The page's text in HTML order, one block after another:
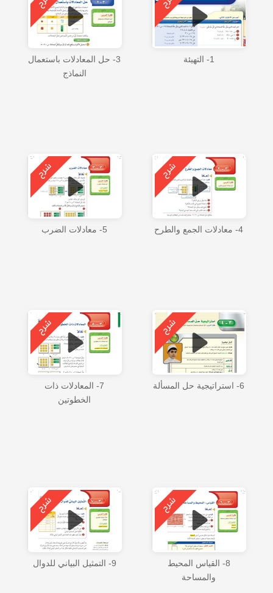
1- التهيئة
3- حل المعادلات باستعمال
النماذج
4- معادلات الجمع والطرح 5- معادلات الضرب
6- استراتيجية حل المسألة
7- المعادلات ذات
الخطوتين
8- القياس المحيط
والمساحة
9- التمثيل البياني للدوال